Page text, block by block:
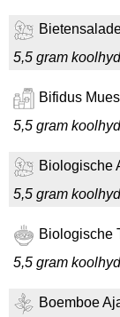
5,5 gram
Bifidus
5,5 gram
Biologische
5,5 gram
Biologische
5,5 gram
Boemboe